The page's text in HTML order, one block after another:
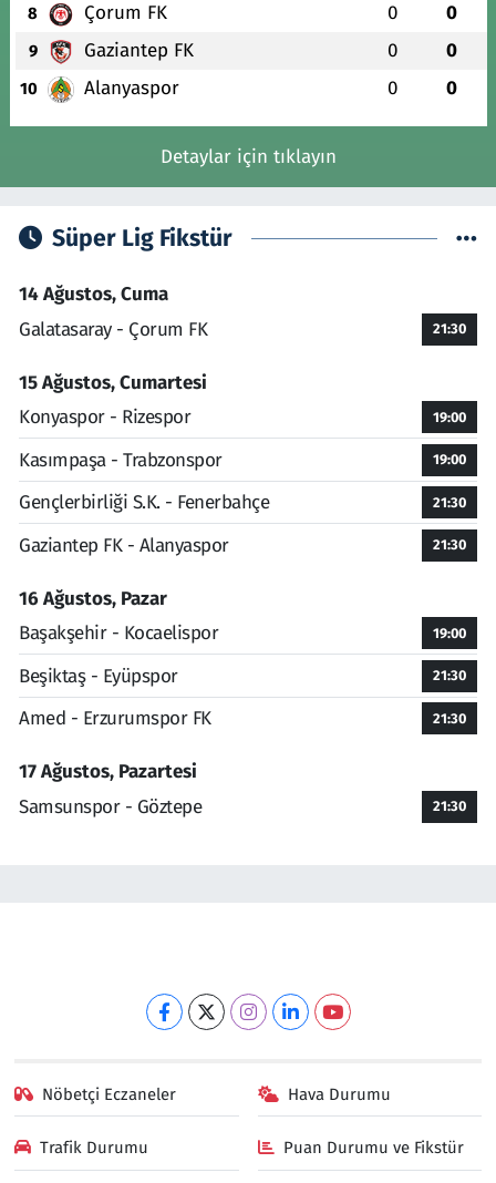
8 Çorum FK 0 0
9 Gaziantep FK 0 0
10 Alanyaspor 0 0
Detaylar için tıklayın
Süper Lig Fikstür
14 Ağustos, Cuma
Galatasaray - Çorum FK
21:30
15 Ağustos, Cumartesi
Konyaspor - Rizespor
19:00
Kasımpaşa - Trabzonspor 19:00
Gençlerbirliği S.K. - Fenerbahçe 21:30
Gaziantep FK - Alanyaspor 21:30
16 Ağustos, Pazar
Başakşehir - Kocaelispor
19:00
Beşiktaş - Eyüpspor 21:30
Amed - Erzurumspor FK 21:30
17 Ağustos, Pazartesi
Samsunspor - Göztepe
21:30
Nöbetçi Eczaneler Hava Durumu
Trafik Durumu Puan Durumu ve Fikstür